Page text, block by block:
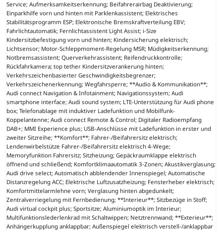
Service; Aufmerksamkeitserkennung; Beifahrerairbag Deaktivierung;
Einparkhilfe vorn und hinten mit Parklenkassistent; Elektrisches
Stabilitätsprogramm ESP; Elektronische Bremskraftverteilung EBV;
Fahrlichtautomatik; Fernlichtassistent Light Assist; i-Size
Kindersitzbefestigung vorn und hinten; Kindersicherung elektrisch;
Lichtsensor; Motor-Schleppmoment-Regelung MSR; Müdigkeitserkennung;
Notbremsassistent; Querverkehrassistent; Reifendruckkontrolle;
Rückfahrkamera; top tether Kindersitzverankerung hinten;
Verkehrszeichenbasierter Geschwindigkeitsbegrenzer;
Verkehrszeichenerkennung; Wegfahrsperre; **Audio & Kommunikation**;
Audi connect Navigation & Infotainment; Navigationssystem; Audi
smartphone interface; Audi sound system; LTE-Unterstützung für Audi phone
box; Telefonablage mit induktiver Ladefunktion und Mobilfunk-
Koppelantenne; Audi connect Remote & Control; Digitaler Radioempfang
DAB+; MMI Experience plus; USB-Anschlüsse mit Ladefunktion in erster und
zweiter Sitzreihe; **Komfort**; Fahrer-/Beifahrersitz elektrisch;
Lendenwirbelstütze Fahrer-/Beifahrersitz elektrisch 4-Wege;
Memoryfunktion Fahrersitz; Sitzheizung; Gepäckraumklappe elektrisch
öffnend und schließend; Komfortklimaautomatik 3-Zonen; Akustikverglasung;
Audi drive select; Automatisch abblendender Innenspiegel; Automatische
Distanzregelung ACC; Elektrische Luftzusatzheizung; Fensterheber elektrisch;
Komfortmittelarmlehne vorn; Verglasung hinten abgedunkelt;
Zentralverriegelung mit Fernbedienung; **Interieur**; Sitzbezüge in Stoff;
Audi virtual cockpit plus; Sportsitze; Aluminiumoptik im Interieur;
Multifunktionslederlenkrad mit Schaltwippen; Netztrennwand; **Exterieur**;
Anhängerkupplung anklappbar; Außenspiegel elektrisch verstell-/anklappbar